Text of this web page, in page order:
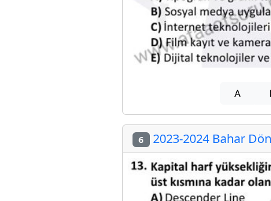
A
6 2023-2024 Bahar